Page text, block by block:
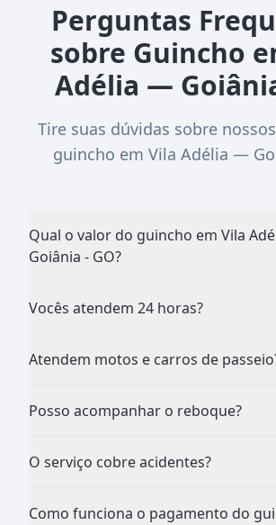
Perguntas
sobre Guincho
Adélia —
Tire suas dúvidas sobre
guincho em Vila Adélia —
Qual o valor do guincho em Vila
Goiânia - GO?
Vocês atendem 24 horas?
Atendem motos e carros de
Posso acompanhar o reboque?
O serviço cobre acidentes?
Como funciona o pagamento do